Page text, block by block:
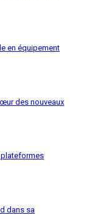
en équipement
des nouveaux
plateformes
dans sa